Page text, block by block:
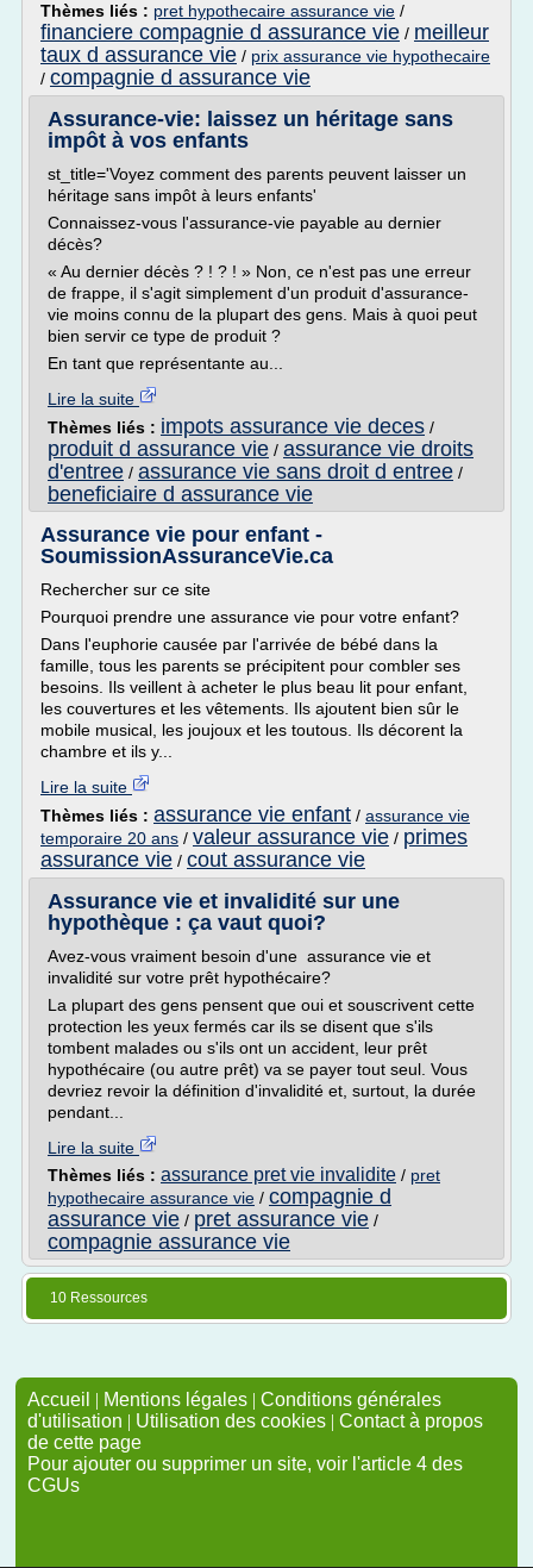
Thèmes liés : pret hypothecaire assurance vie /
financiere compagnie d assurance vie / meilleur
taux d assurance vie / prix assurance vie hypothecaire
/ compagnie d assurance vie
Assurance-vie: laissez un héritage sans
impôt à vos enfants
st_title='Voyez comment des parents peuvent laisser un
héritage sans impôt à leurs enfants'
Connaissez-vous l'assurance-vie payable au dernier
décès?
« Au dernier décès ? ! ? ! » Non, ce n'est pas une erreur
de frappe, il s'agit simplement d'un produit d'assurance-
vie moins connu de la plupart des gens. Mais à quoi peut
bien servir ce type de produit ?
En tant que représentante au...
Lire la suite
Thèmes liés : impots assurance vie deces /
produit d assurance vie / assurance vie droits
d'entree / assurance vie sans droit d entree /
beneficiaire d assurance vie
Assurance vie pour enfant -
SoumissionAssuranceVie.ca
Rechercher sur ce site
Pourquoi prendre une assurance vie pour votre enfant?
Dans l'euphorie causée par l'arrivée de bébé dans la
famille, tous les parents se précipitent pour combler ses
besoins. Ils veillent à acheter le plus beau lit pour enfant,
les couvertures et les vêtements. Ils ajoutent bien sûr le
mobile musical, les joujoux et les toutous. Ils décorent la
chambre et ils y...
Lire la suite
Thèmes liés : assurance vie enfant / assurance vie
temporaire 20 ans / valeur assurance vie / primes
assurance vie / cout assurance vie
Assurance vie et invalidité sur une
hypothèque : ça vaut quoi?
Avez-vous vraiment besoin d'une assurance vie et
invalidité sur votre prêt hypothécaire?
La plupart des gens pensent que oui et souscrivent cette
protection les yeux fermés car ils se disent que s'ils
tombent malades ou s'ils ont un accident, leur prêt
hypothécaire (ou autre prêt) va se payer tout seul. Vous
devriez revoir la définition d'invalidité et, surtout, la durée
pendant...
Lire la suite
Thèmes liés : assurance pret vie invalidite / pret
hypothecaire assurance vie / compagnie d
assurance vie / pret assurance vie /
compagnie assurance vie
10 Ressources
Accueil | Mentions légales | Conditions générales
d'utilisation | Utilisation des cookies | Contact à propos
de cette page
Pour ajouter ou supprimer un site, voir l'article 4 des
CGUs